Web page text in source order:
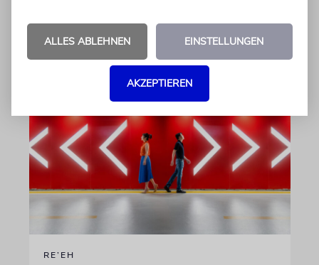
von Rabbinerin Yael Deusel
07.08.2026
RE’EH
ALLES ABLEHNEN EINSTELLUNGEN
AKZEPTIEREN